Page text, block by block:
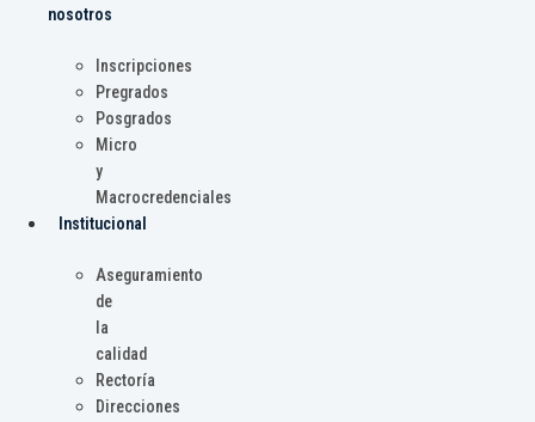
nosotros
Inscripciones
Pregrados
Posgrados
Micro
y
Macrocredenciales
Institucional
Aseguramiento
de
la
calidad
Rectoría
Direcciones